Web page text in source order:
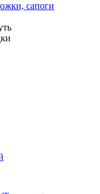
сапоги